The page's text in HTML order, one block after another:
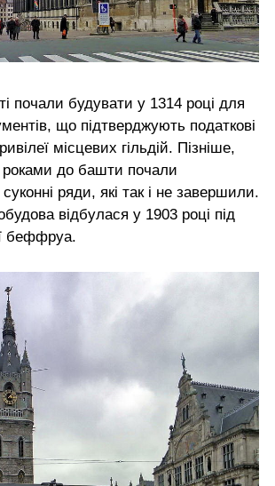
почали будувати у 1314 році для
що підтверджують податкові
місцевих гільдій. Пізніше,
роками до башти почали
ряди, які так і не завершили.
відбулася у 1903 році під
беффруа.